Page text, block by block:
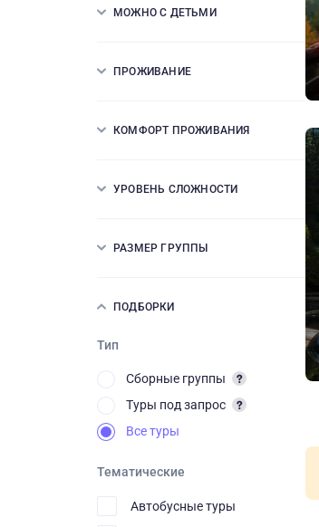
МОЖНО С ДЕТЬМИ
ПРОЖИВАНИЕ
КОМФОРТ ПРОЖИВАНИЯ
УРОВЕНЬ СЛОЖНОСТИ
РАЗМЕР ГРУППЫ
ПОДБОРКИ
Тип
Сборные группы
Туры под запрос
Все туры
Тематические
Автобусные туры